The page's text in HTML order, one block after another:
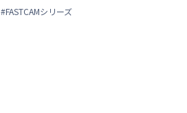
#FASTCAMシリーズ